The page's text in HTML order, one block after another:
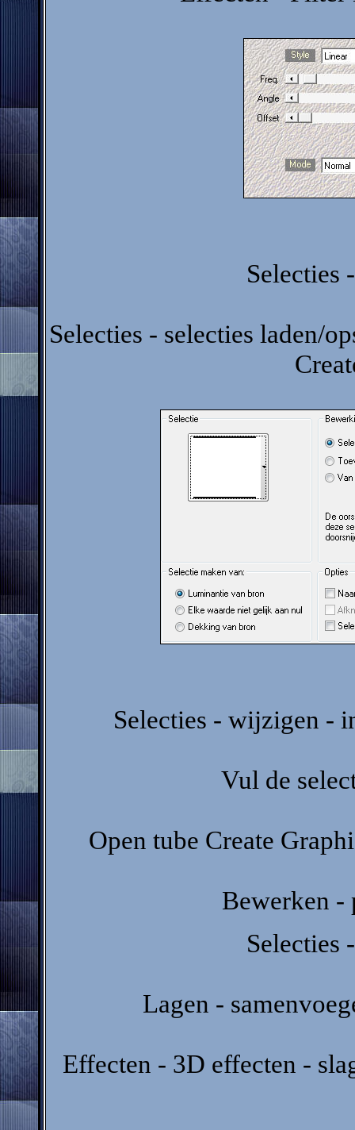
Selecties
Selecties - selecties laden/
Selecties - wijzigen -
Vul de
Open tube Create
Bewerken -
Selecties
Lagen -
Effecten - 3D effecten -